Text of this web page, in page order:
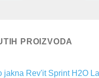
PROIZVODA
jakna Rev'it Sprint H2O